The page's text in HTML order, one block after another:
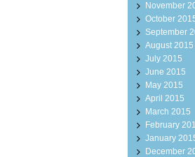
November
October
September
August 2015
July 2015
June 2015
May 2015
April 2015
March 2015
February
January
December